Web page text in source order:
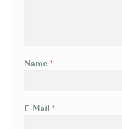
Name *
E-Mail *